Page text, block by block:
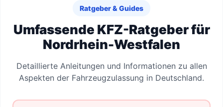
Ratgeber & Guides
Umfassende KFZ-Ratgeber für
Nordrhein-Westfalen
Detaillierte Anleitungen und Informationen zu allen
Aspekten der Fahrzeugzulassung in Deutschland.